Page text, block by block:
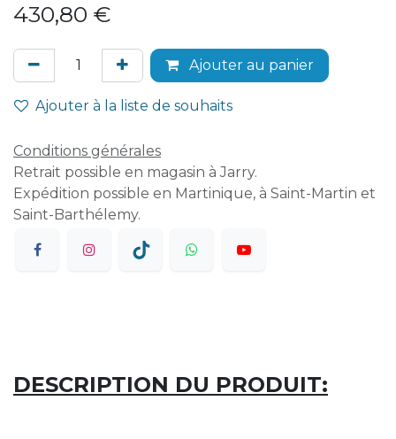
430,80 €
Ajouter au panier
Ajouter à la liste de souhaits
Conditions générales
Retrait possible en magasin à Jarry.
Expédition possible en Martinique, à Saint-Martin et
Saint-Barthélemy.
DESCRIPTION DU PRODUIT: